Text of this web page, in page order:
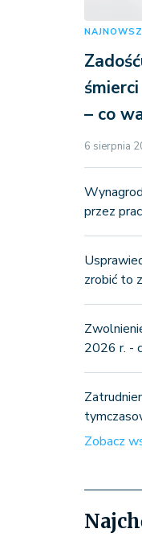
– co
6 sierpnia
przez
zrobić to
2026 r. -
Zobacz